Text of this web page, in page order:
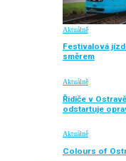
Aktuálně
Festivalová
směrem
Aktuálně
Řidiče v
odstartuje
Aktuálně
Colours of